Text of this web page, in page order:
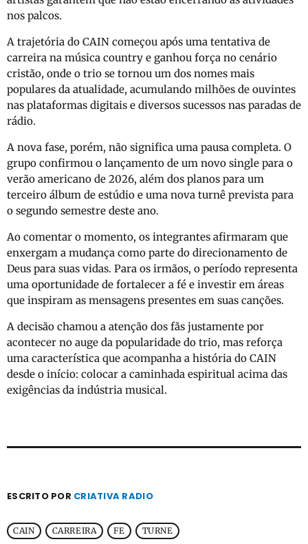
nos palcos.
A trajetória do CAIN começou após uma tentativa de
carreira na música country e ganhou força no cenário
cristão, onde o trio se tornou um dos nomes mais
populares da atualidade, acumulando milhões de ouvintes
nas plataformas digitais e diversos sucessos nas paradas de
rádio.
A nova fase, porém, não significa uma pausa completa. O
grupo confirmou o lançamento de um novo single para o
verão americano de 2026, além dos planos para um
terceiro álbum de estúdio e uma nova turnê prevista para
o segundo semestre deste ano.
Ao comentar o momento, os integrantes afirmaram que
enxergam a mudança como parte do direcionamento de
Deus para suas vidas. Para os irmãos, o período representa
uma oportunidade de fortalecer a fé e investir em áreas
que inspiram as mensagens presentes em suas canções.
A decisão chamou a atenção dos fãs justamente por
acontecer no auge da popularidade do trio, mas reforça
uma característica que acompanha a história do CAIN
desde o início: colocar a caminhada espiritual acima das
exigências da indústria musical.
ESCRITO POR CRIATIVA RADIO
CAIN CARREIRA FE TURNE